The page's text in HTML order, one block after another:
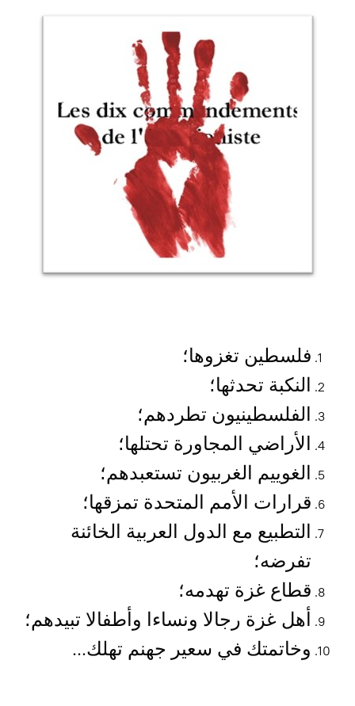
فلسطين تغزوها؛
النكبة تحدثها؛
الفلسطينيون تطردهم؛
الأراضي المجاورة تحتلها؛
الغوييم الغربيون تستعبدهم؛
قرارات الأمم المتحدة تمزقها؛
التطبيع مع الدول العربية الخائنة
تفرضه؛
قطاع غزة تهدمه؛
أهل غزة رجالا ونساءا وأطفالا تبيدهم؛
وخاتمتك في سعير جهنم تهلك...